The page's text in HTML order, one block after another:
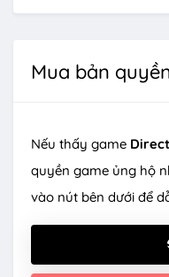
Mua bản
Nếu thấy game
quyền game ủng hộ
vào nút bên dưới để